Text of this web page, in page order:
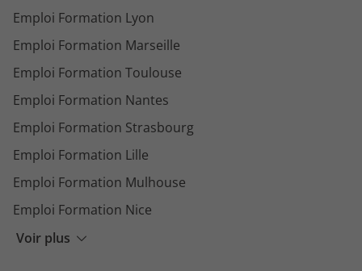
Voir plus
Emploi Formation Lyon
Emploi Formation Marseille
Emploi Formation Toulouse
Emploi Formation Nantes
Emploi Formation Strasbourg
Emploi Formation Lille
Emploi Formation Mulhouse
Emploi Formation Nice
Emploi Formation Angers